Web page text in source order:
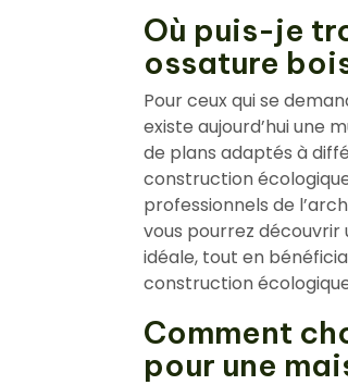
Où puis-je
ossature
Pour ceux qui se
existe aujourd’hui une
de plans adaptés à
construction
professionnels de
vous pourrez découvrir
idéale, tout en
construction
Comment
pour une